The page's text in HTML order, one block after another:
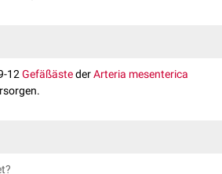
12GefäßästederArteria mesenterica
im